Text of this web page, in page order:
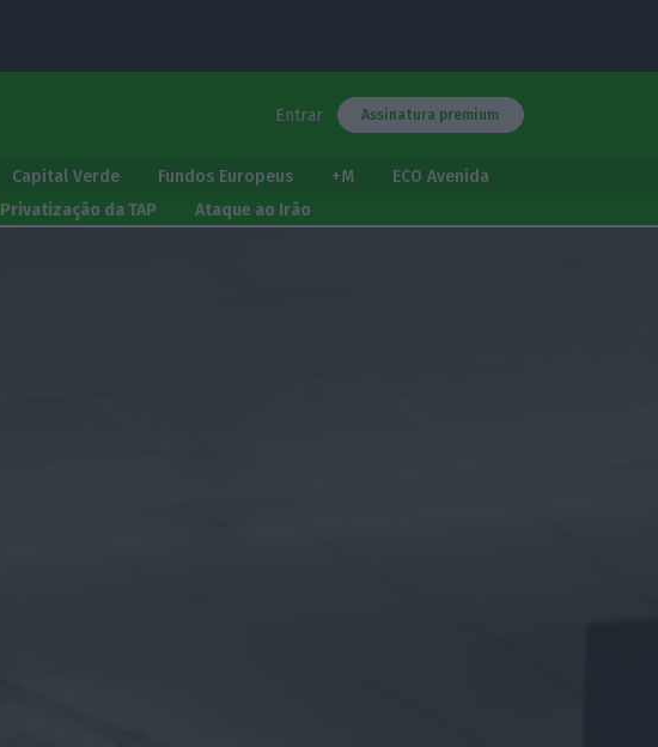
Entrar Assinatura premium
Capital Verde Fundos Europeus +M
ECO Avenida
Privatização da TAP Ataque ao Irão